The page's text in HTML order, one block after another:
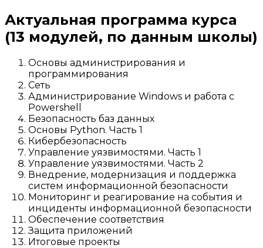
Актуальная программа курса
(13 модулей, по данным школы)
Основы администрирования и
программирования
Сеть
Администрирование Windows и работа с
Powershell
Безопасность баз данных
Основы Python. Часть 1
Кибербезопасность
Управление уязвимостями. Часть 1
Управление уязвимостями. Часть 2
Внедрение, модернизация и поддержка
систем информационной безопасности
Мониторинг и реагирование на события и
инциденты информационной безопасности
Обеспечение соответствия
Защита приложений
Итоговые проекты